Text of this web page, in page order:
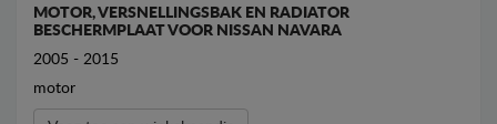
MOTOR, VERSNELLINGSBAK EN RADIATOR
BESCHERMPLAAT VOOR NISSAN NAVARA
2005 - 2015
motor